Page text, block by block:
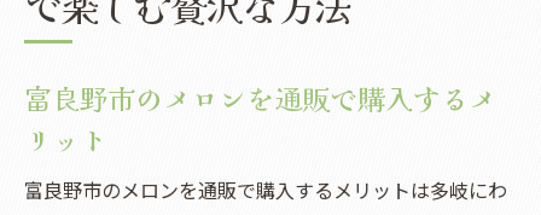
贅沢な時間を演出するメロンの食べ方
る魅力
収穫から配送までの流れ
富良野市のメロンを通販で購入するメ
リット
富良野市のメロンを通販で購入するメリットは多岐にわ